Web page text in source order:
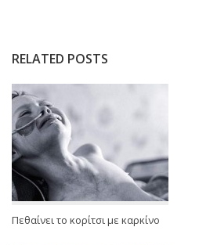
RELATED POSTS
Πεθαίνει το κορίτσι με καρκίνο